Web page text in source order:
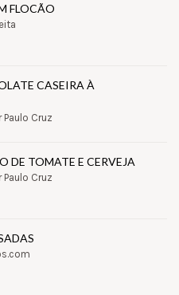
FLOCÃO
CASEIRA À
Cruz
DE TOMATE E CERVEJA
Cruz